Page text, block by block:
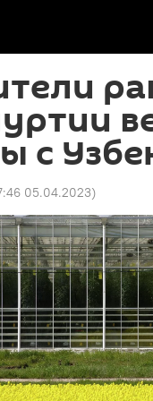
с
05.04.2023)